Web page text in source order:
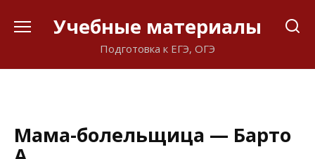
Учебные материалы
Подготовка к ЕГЭ, ОГЭ
Мама-болельщица — Барто